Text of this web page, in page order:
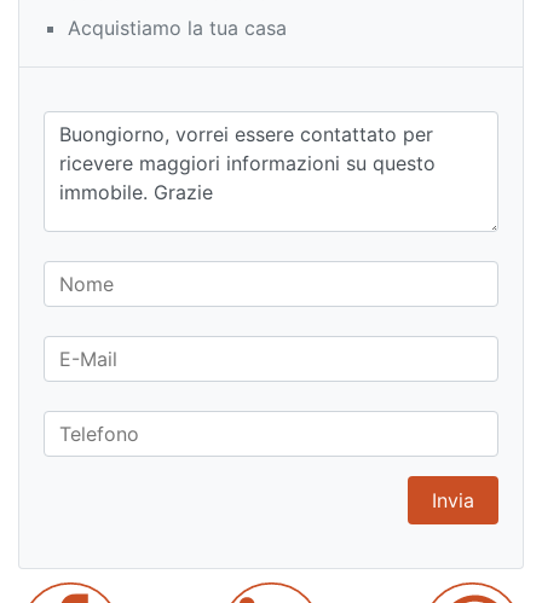
Acquistiamo la tua casa